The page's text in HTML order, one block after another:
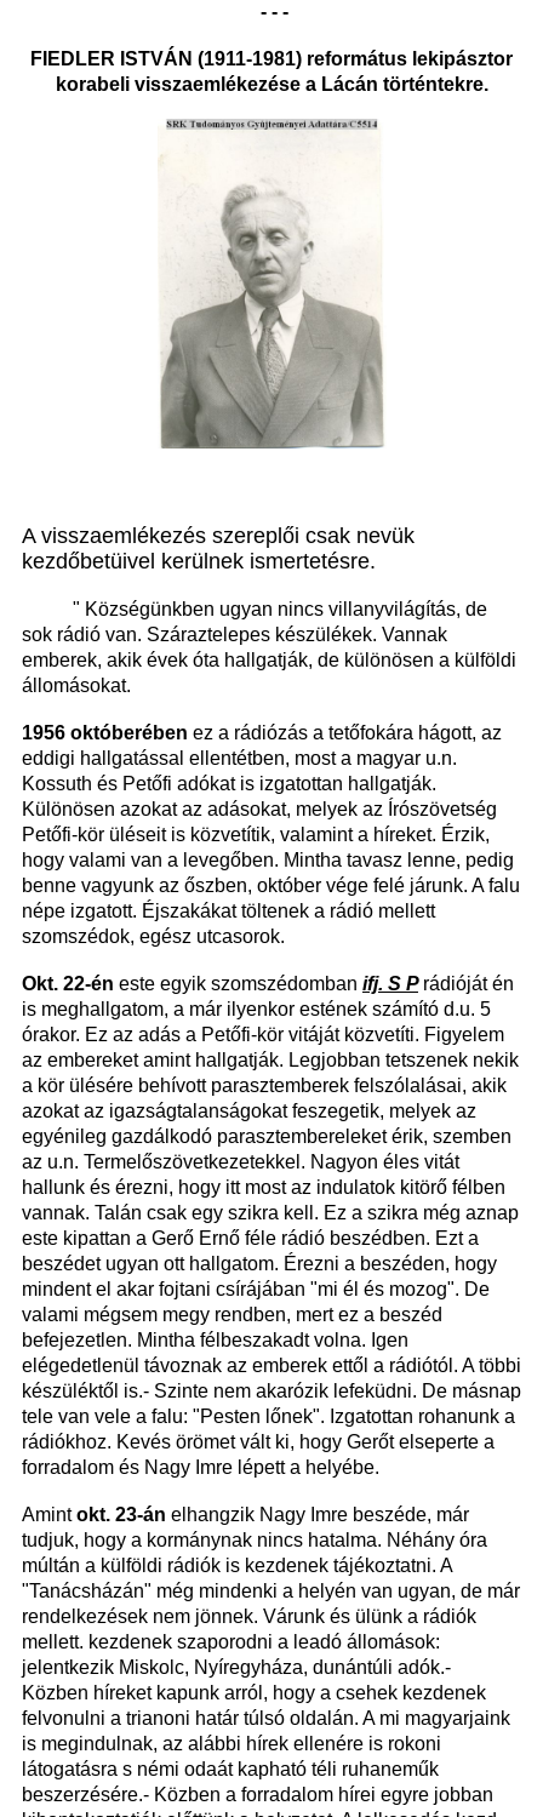
- - -
FIEDLER ISTVÁN (1911-1981) református lekipásztor
korabeli visszaemlékezése a Lácán történtekre.
A visszaemlékezés szereplői csak nevük
kezdőbetüivel kerülnek ismertetésre.
" Községünkben ugyan nincs villanyvilágítás, de
sok rádió van. Száraztelepes készülékek. Vannak
emberek, akik évek óta hallgatják, de különösen a külföldi
állomásokat.
1956 októberében ez a rádiózás a tetőfokára hágott, az
eddigi hallgatással ellentétben, most a magyar u.n.
Kossuth és Petőfi adókat is izgatottan hallgatják.
Különösen azokat az adásokat, melyek az Írószövetség
Petőfi-kör üléseit is közvetítik, valamint a híreket. Érzik,
hogy valami van a levegőben. Mintha tavasz lenne, pedig
benne vagyunk az őszben, október vége felé járunk. A falu
népe izgatott. Éjszakákat töltenek a rádió mellett
szomszédok, egész utcasorok.
Okt. 22-én este egyik szomszédomban ifj. S P rádióját én
is meghallgatom, a már ilyenkor estének számító d.u. 5
órakor. Ez az adás a Petőfi-kör vitáját közvetíti. Figyelem
az embereket amint hallgatják. Legjobban tetszenek nekik
a kör ülésére behívott parasztemberek felszólalásai, akik
azokat az igazságtalanságokat feszegetik, melyek az
egyénileg gazdálkodó parasztembereleket érik, szemben
az u.n. Termelőszövetkezetekkel. Nagyon éles vitát
hallunk és érezni, hogy itt most az indulatok kitörő félben
vannak. Talán csak egy szikra kell. Ez a szikra még aznap
este kipattan a Gerő Ernő féle rádió beszédben. Ezt a
beszédet ugyan ott hallgatom. Érezni a beszéden, hogy
mindent el akar fojtani csírájában "mi él és mozog". De
valami mégsem megy rendben, mert ez a beszéd
befejezetlen. Mintha félbeszakadt volna. Igen
elégedetlenül távoznak az emberek ettől a rádiótól. A többi
készüléktől is.- Szinte nem akarózik lefeküdni. De másnap
tele van vele a falu: "Pesten lőnek". Izgatottan rohanunk a
rádiókhoz. Kevés örömet vált ki, hogy Gerőt elseperte a
forradalom és Nagy Imre lépett a helyébe.
Amintokt. 23-án elhangzik Nagy Imre beszéde, már
tudjuk, hogy a kormánynak nincs hatalma. Néhány óra
múltán a külföldi rádiók is kezdenek tájékoztatni. A
"Tanácsházán" még mindenki a helyén van ugyan, de már
rendelkezések nem jönnek. Várunk és ülünk a rádiók
mellett. kezdenek szaporodni a leadó állomások:
jelentkezik Miskolc, Nyíregyháza, dunántúli adók.-
Közben híreket kapunk arról, hogy a csehek kezdenek
felvonulni a trianoni határ túlsó oldalán. A mi magyarjaink
is megindulnak, az alábbi hírek ellenére is rokoni
látogatásra s némi odaát kapható téli ruhaneműk
beszerzésére.- Közben a forradalom hírei egyre jobban